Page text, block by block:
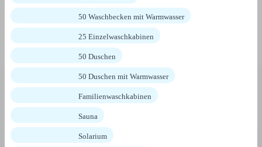
50 Waschbecken mit Warmwasser
25 Einzelwaschkabinen
50 Duschen
50 Duschen mit Warmwasser
Familienwaschkabinen
Sauna
Solarium